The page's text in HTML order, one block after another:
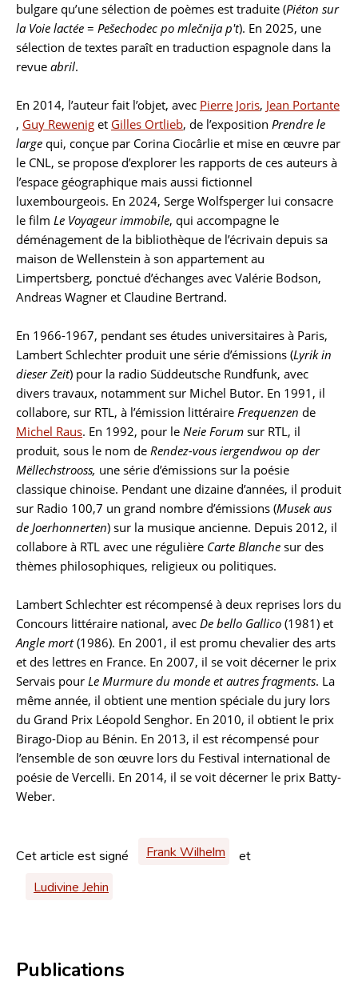
bulgare qu’une sélection de poèmes est traduite (Piéton sur
la Voie lactée = Pešechodec po mlečnija p't). En 2025, une
sélection de textes paraît en traduction espagnole dans la
revue abril.
En 2014, l’auteur fait l’objet, avec Pierre Joris, Jean Portante
, Guy Rewenig et Gilles Ortlieb, de l’exposition Prendre le
large qui, conçue par Corina Ciocârlie et mise en œuvre par
le CNL, se propose d’explorer les rapports de ces auteurs à
l’espace géographique mais aussi fictionnel
luxembourgeois. En 2024, Serge Wolfsperger lui consacre
le film Le Voyageur immobile, qui accompagne le
déménagement de la bibliothèque de l’écrivain depuis sa
maison de Wellenstein à son appartement au
Limpertsberg, ponctué d’échanges avec Valérie Bodson,
Andreas Wagner et Claudine Bertrand.
En 1966-1967, pendant ses études universitaires à Paris,
Lambert Schlechter produit une série d’émissions (Lyrik in
dieser Zeit) pour la radio Süddeutsche Rundfunk, avec
divers travaux, notamment sur Michel Butor. En 1991, il
collabore, sur RTL, à l’émission littéraire Frequenzen de
Michel Raus. En 1992, pour le Neie Forum sur RTL, il
produit, sous le nom de Rendez-vous iergendwou op der
Mëllechstrooss, une série d’émissions sur la poésie
classique chinoise. Pendant une dizaine d’années, il produit
sur Radio 100,7 un grand nombre d’émissions (Musek aus
de Joerhonnerten) sur la musique ancienne. Depuis 2012, il
collabore à RTL avec une régulière Carte Blanche sur des
thèmes philosophiques, religieux ou politiques.
Lambert Schlechter est récompensé à deux reprises lors du
Concours littéraire national, avec De bello Gallico (1981) et
Angle mort(1986). En 2001, il est promu chevalier des arts
et des lettres en France. En 2007, il se voit décerner le prix
Servais pour Le Murmure du monde et autres fragments. La
même année, il obtient une mention spéciale du jury lors
du Grand Prix Léopold Senghor. En 2010, il obtient le prix
Birago-Diop au Bénin. En 2013, il est récompensé pour
l’ensemble de son œuvre lors du Festival international de
poésie de Vercelli. En 2014, il se voit décerner le prix Batty-
Weber.
Cet article est signé Frank Wilhelm
et
Ludivine Jehin
Publications